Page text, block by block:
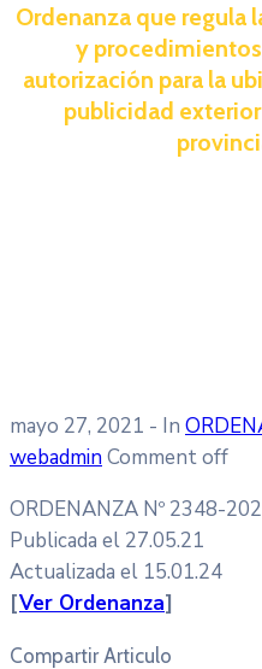
Ordenanza que regula
y
autorización para la
publicidad
mayo 27, 2021 - In
webadminComment off
ORDENANZA Nº 2348-
Publicada el 27.05.21
Actualizada el 15.01.24
[Ver Ordenanza]
Compartir Articulo